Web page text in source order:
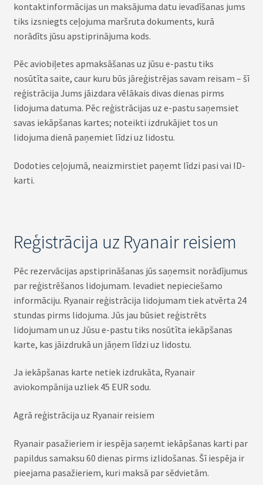
kontaktinformācijas un maksājuma datu ievadīšanas jums
tiks izsniegts ceļojuma maršruta dokuments, kurā
norādīts jūsu apstiprinājuma kods.
Pēc aviobiļetes apmaksāšanas uz jūsu e-pastu tiks
nosūtīta saite, caur kuru būs jāreģistrējas savam reisam – šī
reģistrācija Jums jāizdara vēlākais divas dienas pirms
lidojuma datuma. Pēc reģistrācijas uz e-pastu saņemsiet
savas iekāpšanas kartes; noteikti izdrukājiet tos un
lidojuma dienā paņemiet līdzi uz lidostu.
Dodoties ceļojumā, neaizmirstiet paņemt līdzi pasi vai ID-
karti.
Reģistrācija uz Ryanair reisiem
Pēc rezervācijas apstiprināšanas jūs saņemsit norādījumus
par reģistrēšanos lidojumam. Ievadiet nepieciešamo
informāciju. Ryanair reģistrācija lidojumam tiek atvērta 24
stundas pirms lidojuma. Jūs jau būsiet reģistrēts
lidojumam un uz Jūsu e-pastu tiks nosūtīta iekāpšanas
karte, kas jāizdrukā un jāņem līdzi uz lidostu.
Ja iekāpšanas karte netiek izdrukāta, Ryanair
aviokompānija uzliek 45 EUR sodu.
Agrā reģistrācija uz Ryanair reisiem
Ryanair pasažieriem ir iespēja saņemt iekāpšanas karti par
papildus samaksu 60 dienas pirms izlidošanas. Šī iespēja ir
pieejama pasažieriem, kuri maksā par sēdvietām.